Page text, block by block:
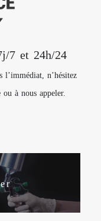
7 et 24h/24
l’immédiat, n’hésitez
à nous appeler.